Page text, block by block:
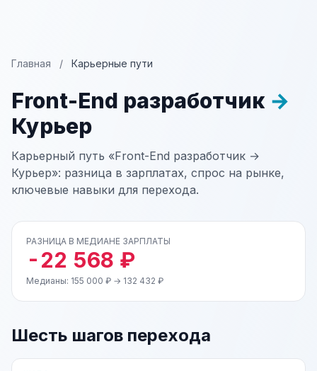
Главная / Карьерные пути
Front-End разработчик →
Курьер
Карьерный путь «Front-End разработчик →
Курьер»: разница в зарплатах, спрос на рынке,
ключевые навыки для перехода.
РАЗНИЦА В МЕДИАНЕ ЗАРПЛАТЫ
-22 568 ₽
Медианы: 155 000 ₽ → 132 432 ₽
Шесть шагов перехода